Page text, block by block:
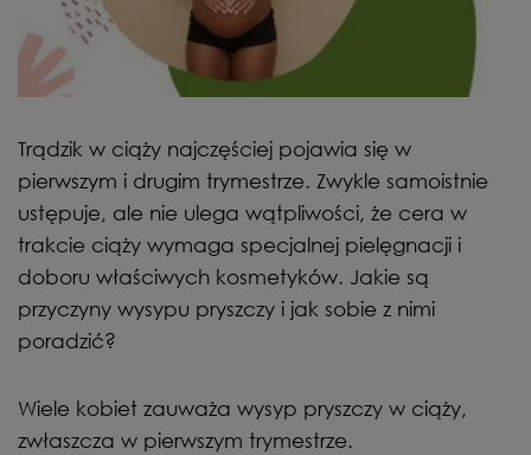
Trądzik w ciąży najczęściej pojawia się w
pierwszym i drugim trymestrze. Zwykle samoistnie
ustępuje, ale nie ulega wątpliwości, że cera w
trakcie ciąży wymaga specjalnej pielęgnacji i
doboru właściwych kosmetyków. Jakie są
przyczyny wysypu pryszczy i jak sobie z nimi
poradzić?
Wiele kobiet zauważa wysyp pryszczy w ciąży,
zwłaszcza w pierwszym trymestrze.